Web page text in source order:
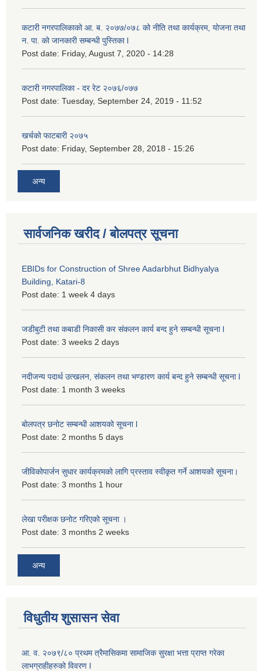
कटारी नगरपालिकाको आ. ब. २०७७/०७८ को नीति तथा कार्यक्रम, योजना तथा
न. पा. को जानकारी सम्बन्धी पुस्तिका l
Post date: Friday, August 7, 2020 - 14:28
कटारी नगरपालिका - दर रेट २०७६/०७७
Post date: Tuesday, September 24, 2019 - 11:52
खर्चको फाटबारी २०७५
Post date: Friday, September 28, 2018 - 15:26
अन्य
सार्वजनिक खरीद / बोलपत्र सूचना
EBIDs for Construction of Shree Aadarbhut Bidhyalya
Building, Katari-8
Post date: 1 week 4 days
जडीबुटी तथा कबाडी निकासी कर संकलन कार्य बन्द हुने सम्बन्धी सूचना l
Post date: 3 weeks 2 days
नदीजन्य पदार्थ उत्खलन, संकलन तथा भण्डारण कार्य बन्द हुने सम्बन्धी सूचना l
Post date: 1 month 3 weeks
बोलपत्र छनोट सम्बन्धी आशयको सूचना l
Post date: 2 months 5 days
जीविकोपार्जन सुधार कार्यक्रमको लागि प्रस्ताव स्वीकृत गर्ने आशयको सूचना।
Post date: 3 months 1 hour
लेखा परीक्षक छनोट गरिएको सूचना ।
Post date: 3 months 2 weeks
अन्य
विधुतीय शुसासन सेवा
आ. व. २०७९/८० प्रथम त्रैमासिकमा सामाजिक सुरक्षा भत्ता प्राप्त गरेका
लाभग्राहीहरुको विवरण l